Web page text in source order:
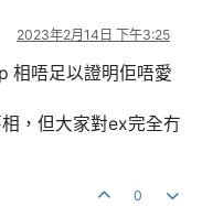
2023年2月14日 下午3:25
相唔足以證明佢唔愛
，但大家對ex完全冇
0